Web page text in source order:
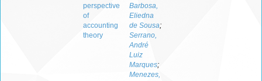
perspective
of
accounting
theory
Barbosa,
Eliedna
de Sousa;
Serrano,
André
Luiz
Marques;
Menezes,